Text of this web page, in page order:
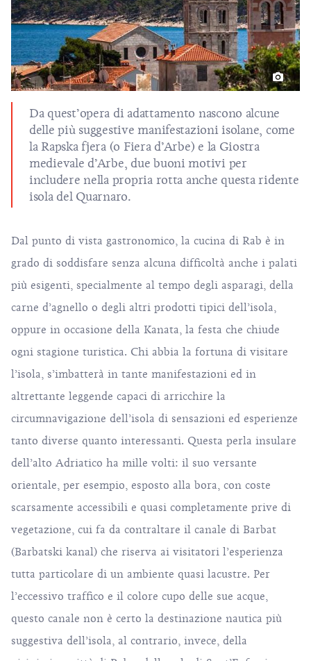
Da quest’opera di adattamento nascono alcune
delle più suggestive manifestazioni isolane, come
la Rapska fjera (o Fiera d’Arbe) e la Giostra
medievale d’Arbe, due buoni motivi per
includere nella propria rotta anche questa ridente
isola del Quarnaro.
Dal punto di vista gastronomico, la cucina di Rab è in
grado di soddisfare senza alcuna difficoltà anche i palati
più esigenti, specialmente al tempo degli asparagi, della
carne d’agnello o degli altri prodotti tipici dell’isola,
oppure in occasione della Kanata, la festa che chiude
ogni stagione turistica. Chi abbia la fortuna di visitare
l’isola, s’imbatterà in tante manifestazioni ed in
altrettante leggende capaci di arricchire la
circumnavigazione dell’isola di sensazioni ed esperienze
tanto diverse quanto interessanti. Questa perla insulare
dell’alto Adriatico ha mille volti: il suo versante
orientale, per esempio, esposto alla bora, con coste
scarsamente accessibili e quasi completamente prive di
vegetazione, cui fa da contraltare il canale di Barbat
(Barbatski kanal) che riserva ai visitatori l’esperienza
tutta particolare di un ambiente quasi lacustre. Per
l’eccessivo traffico e il colore cupo delle sue acque,
questo canale non è certo la destinazione nautica più
suggestiva dell’isola, al contrario, invece, della